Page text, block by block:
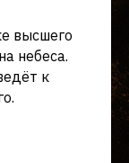
высшего
небеса.
к